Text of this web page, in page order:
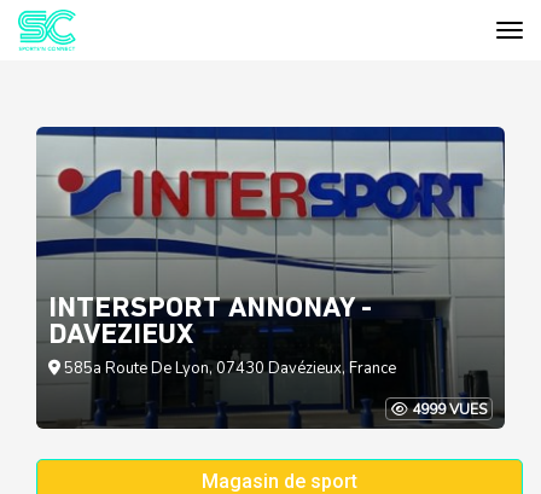
INTERSPORT ANNONAY -
DAVEZIEUX
585a Route De Lyon, 07430 Davézieux, France
4999 VUES
Magasin de sport